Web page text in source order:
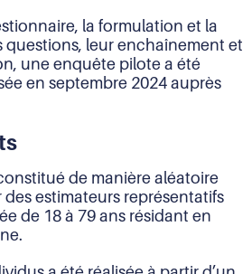
la formulation et la
leur enchaînement et
une enquête pilote a été
en septembre 2024 auprès
de manière aléatoire
estimateurs représentatifs
de 18 à 79 ans résidant en